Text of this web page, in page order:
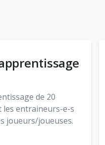
de 20
entraineurs-e-s
joueurs/joueuses.